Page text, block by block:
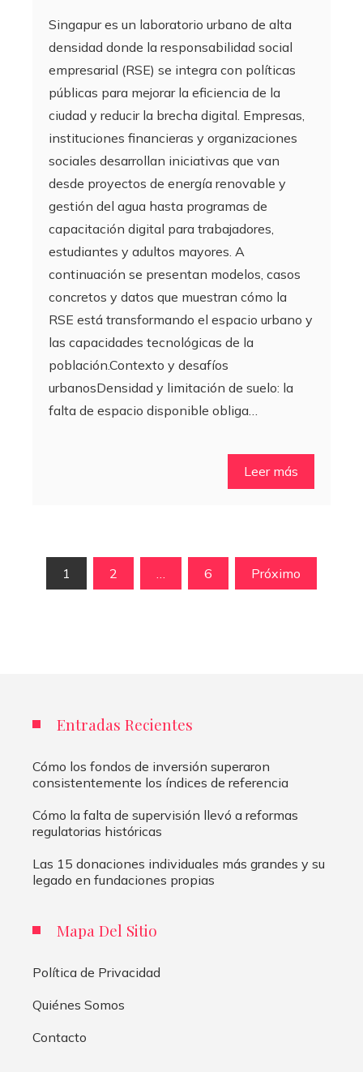
Singapur es un laboratorio urbano de alta
densidad donde la responsabilidad social
empresarial (RSE) se integra con políticas
públicas para mejorar la eficiencia de la
ciudad y reducir la brecha digital. Empresas,
instituciones financieras y organizaciones
sociales desarrollan iniciativas que van
desde proyectos de energía renovable y
gestión del agua hasta programas de
capacitación digital para trabajadores,
estudiantes y adultos mayores. A
continuación se presentan modelos, casos
concretos y datos que muestran cómo la
RSE está transformando el espacio urbano y
las capacidades tecnológicas de la
población.Contexto y desafíos
urbanosDensidad y limitación de suelo: la
falta de espacio disponible obliga…
Leer más
Paginación
1 2 6 Próximo
Entradas Recientes
Cómo los fondos de inversión superaron
consistentemente los índices de referencia
Cómo la falta de supervisión llevó a reformas
regulatorias históricas
Las 15 donaciones individuales más grandes y su
legado en fundaciones propias
Mapa Del Sitio
Política de Privacidad
Quiénes Somos
Contacto